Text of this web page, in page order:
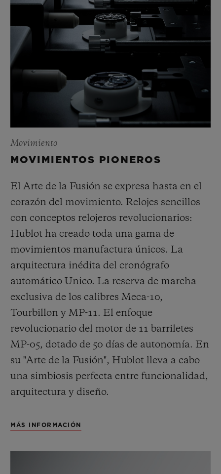
Movimiento
MOVIMIENTOS PIONEROS
El Arte de la Fusión se expresa hasta en el
corazón del movimiento. Relojes sencillos
con conceptos relojeros revolucionarios:
Hublot ha creado toda una gama de
movimientos manufactura únicos. La
arquitectura inédita del cronógrafo
automático Unico. La reserva de marcha
exclusiva de los calibres Meca-10,
Tourbillon y MP-11. El enfoque
revolucionario del motor de 11 barriletes
MP-05, dotado de 50 días de autonomía. En
su "Arte de la Fusión", Hublot lleva a cabo
una simbiosis perfecta entre funcionalidad,
arquitectura y diseño.
MÁS INFORMACIÓN